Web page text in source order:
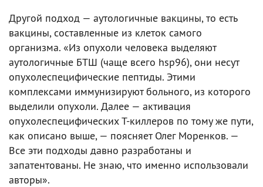
Другой подход — аутологичные вакцины, то есть
вакцины, составленные из клеток самого
организма. «Из опухоли человека выделяют
аутологичные БТШ (чаще всего hsp96), они несут
опухолеспецифические пептиды. Этими
комплексами иммунизируют больного, из которого
выделили опухоли. Далее — активация
опухолеспецифических Т-киллеров по тому же пути,
как описано выше, — поясняет Олег Моренков. —
Все эти подходы давно разработаны и
запатентованы. Не знаю, что именно использовали
авторы».